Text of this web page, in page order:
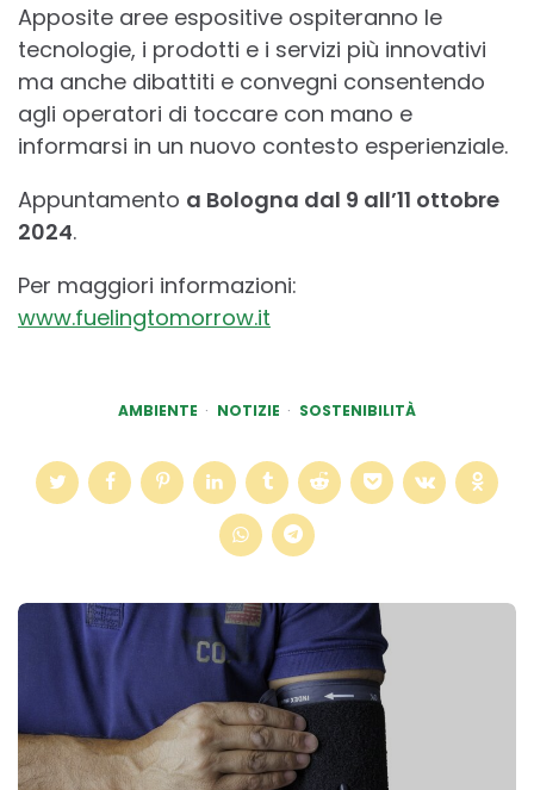
Apposite aree espositive ospiteranno le
tecnologie, i prodotti e i servizi più innovativi
ma anche dibattiti e convegni consentendo
agli operatori di toccare con mano e
informarsi in un nuovo contesto esperienziale.
Appuntamento a Bologna dal 9 all’11 ottobre
2024.
Per maggiori informazioni:
www.fuelingtomorrow.it
AMBIENTE NOTIZIE SOSTENIBILITÀ
Post
navigation